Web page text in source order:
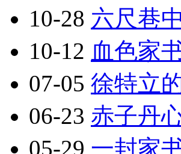
10-28 六尺巷
10-12 血色家
07-05 徐特立
06-23 赤子丹
05-29 一封家